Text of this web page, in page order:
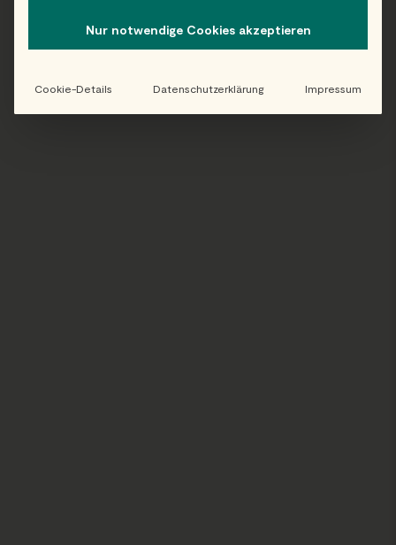
Folge uns auf Instagram!
Nur notwendige Cookies akzeptieren
Cookie-Details Datenschutzerklärung Impressum